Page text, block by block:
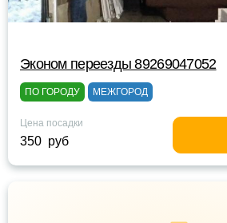
Эконом переезды 89269047052
ПО ГОРОДУ МЕЖГОРОД
Цена посадки
350 руб